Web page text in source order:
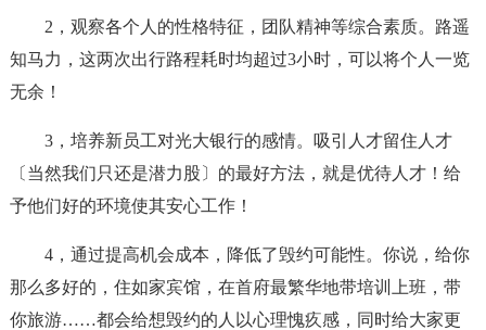
2，观察各个人的性格特征，团队精神等综合素质。路遥
知马力，这两次出行路程耗时均超过3小时，可以将个人一览
无余！
3，培养新员工对光大银行的感情。吸引人才留住人才
〔当然我们只还是潜力股〕的最好方法，就是优待人才！给
予他们好的环境使其安心工作！
4，通过提高机会成本，降低了毁约可能性。你说，给你
那么多好的，住如家宾馆，在首府最繁华地带培训上班，带
你旅游……都会给想毁约的人以心理愧疚感，同时给大家更